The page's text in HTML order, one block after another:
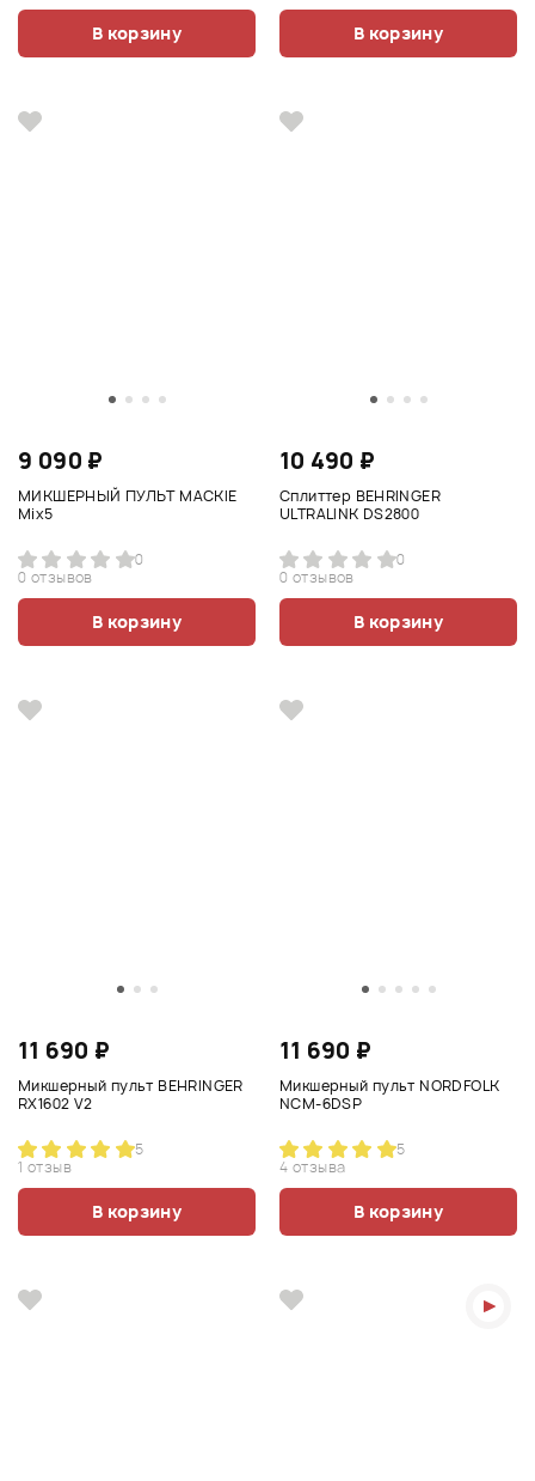
В корзину В корзину
9 090 ₽
МИКШЕРНЫЙ ПУЛЬТ MACKIE
Mix5
0
0 отзывов
В корзину
10 490 ₽
Сплиттер BEHRINGER
ULTRALINK DS2800
0
0 отзывов
В корзину
11 690 ₽
Микшерный пульт BEHRINGER
RX1602 V2
5
1 отзыв
В корзину
11 690 ₽
Микшерный пульт NORDFOLK
NCM-6DSP
5
4 отзыва
В корзину